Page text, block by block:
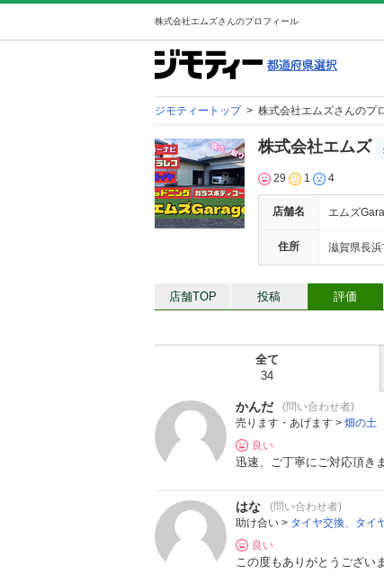
株式会社エムズさんのプロフィール
ジモティートップ > 株式会社エムズさんのプ
株式会社エムズ
29 1 4
店舗名 エムズ
住所
滋賀県長
店舗TOP 投稿 評価
全て
34
かんだ
(問い合わせ者)
売ります・あげます > 畑の土
良い
迅速、ご丁寧にご対応頂き
はな
(問い合わせ者)
助け合い > タイヤ交換、タイ
良い
この度もありがとうござい